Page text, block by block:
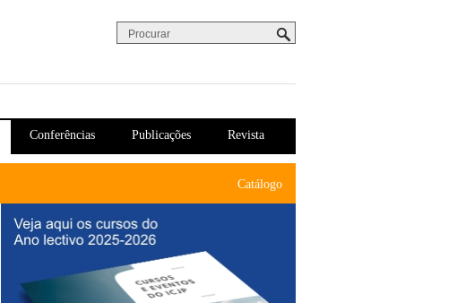
Formulário de procura
Revista
Publicações
Conferências
Catálogo